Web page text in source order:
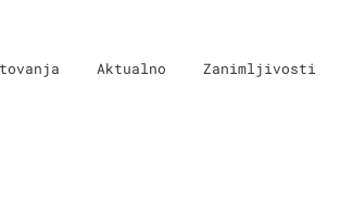
Aktualno Zanimljivosti